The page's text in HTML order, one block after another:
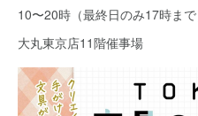
10〜20時（最終日のみ17時ま
大丸東京店11階催事場